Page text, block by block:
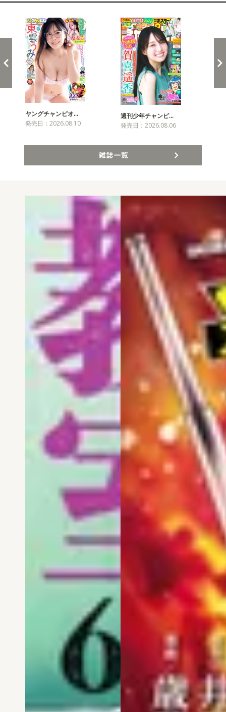
ヤングチャンピオ…
発売日：2026.08.10
週刊少年チャンピ…
発売日：2026.08.06